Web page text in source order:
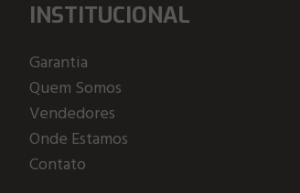
INSTITUCIONAL
Garantia
Quem Somos
Vendedores
Onde Estamos
Contato